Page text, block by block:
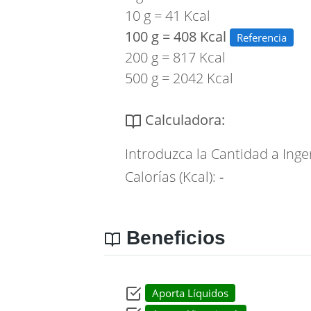
10 g = 41 Kcal
100 g = 408 Kcal
Referencia
200 g = 817 Kcal
500 g = 2042 Kcal
Calculadora:
Introduzca la Cantidad a
Calorías (Kcal): -
Beneficios
Aporta Líquidos